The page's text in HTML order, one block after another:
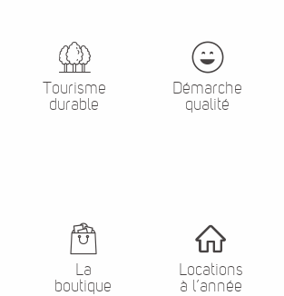
Tourisme
durable
Démarche
qualité
La
boutique
Locations
à l’année